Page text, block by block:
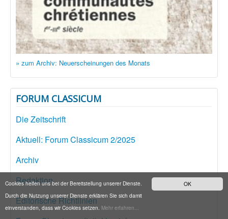
OK
Cookies helfen uns bei der Bereitstellung unserer Dienste.
Durch die Nutzung unserer Dienste erklären Sie sich damit
einverstanden, dass wir Cookies setzen. Mehr erfahren...
» zum Archiv: Neuerscheinungen des Monats
FORUM CLASSICUM
Die Zeitschrift
Aktuell: Forum Classicum 2/2025
Archiv
Redaktion
Editorische Richtlinien